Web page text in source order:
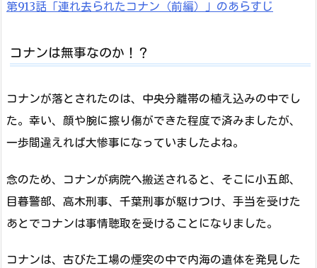
第913話「連れ去られたコナン（前編）」のあらすじ
コナンは無事なのか！？
コナンが落とされたのは、中央分離帯の植え込みの中でし
た。幸い、顔や腕に擦り傷ができた程度で済みましたが、
一歩間違えれば大惨事になっていましたよね。
念のため、コナンが病院へ搬送されると、そこに小五郎、
目暮警部、高木刑事、千葉刑事が駆けつけ、手当を受けた
あとでコナンは事情聴取を受けることになりました。
コナンは、古びた工場の煙突の中で内海の遺体を発見した